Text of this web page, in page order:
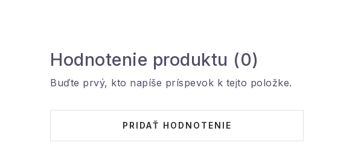
Hodnotenie produktu (0)
Buďte prvý, kto napíše príspevok k tejto položke.
PRIDAŤ HODNOTENIE